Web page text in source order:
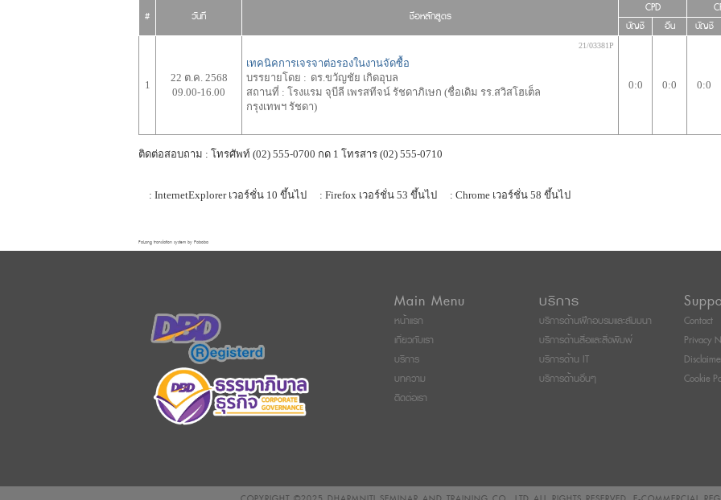
# วันที่ ชื่อหลักสูตร
CPD
บัญชี อื่น บัญชี
1
22 ต.ค. 2568
09.00-16.00
เทคนิคการเจรจาต่อรองในงานจัดซื้อ
บรรยายโดย : ดร.ขวัญชัย เกิดอุบล
สถานที่ : โรงแรม จุบีลี เพรสทีจน์ รัชดาภิเษก (ชื่อเดิม รร.สวิสโฮเต็ล
กรุงเทพฯ รัชดา)
21/03381P
0:0 0:0 0:0
ติดต่อสอบถาม : โทรศัพท์ (02) 555-0700 กด 1 โทรสาร (02) 555-0710
: InternetExplorer เวอร์ชั่น 10 ขึ้นไป : Firefox เวอร์ชั่น 53 ขึ้นไป : Chrome เวอร์ชั่น 58 ขึ้นไป
FaLang translation system by Faboba
Main Menu
หน้าแรก
เกี่ยวกับเรา
บริการ
บทความ
ติดต่อเรา
บริการ
บริการด้านฝึกอบรมและสัมมนา
บริการด้านสื่อและสิ่งพิมพ์
บริการด้าน IT
บริการด้านอื่นๆ
Contact
Privacy
Cookie